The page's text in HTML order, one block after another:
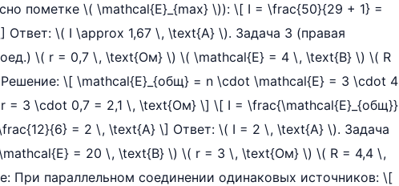
пометке \( \mathcal{E}_{max} \)): \[ I = \frac{50}{29 + 1} =
\( I \approx 1,67 \, \text{А} \). Задача 3 (правая
\( r = 0,7 \, \text{Ом} \) \( \mathcal{E} = 4 \, \text{В} \) \( R
\[ \mathcal{E}_{общ} = n \cdot \mathcal{E} = 3 \cdot 4
= 3 \cdot 0,7 = 2,1 \, \text{Ом} \] \[ I = \frac{\mathcal{E}_{общ}}
= 2 \, \text{А} \] Ответ: \( I = 2 \, \text{А} \). Задача
= 20 \, \text{В} \) \( r = 3 \, \text{Ом} \) \( R = 4,4 \,
параллельном соединении одинаковых источников: \[